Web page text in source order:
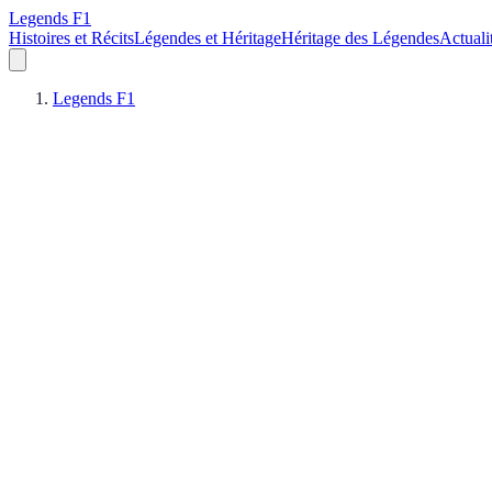
Legends F1
Histoires et RécitsLégendes et HéritageHéritage des Légendes
Legends F1